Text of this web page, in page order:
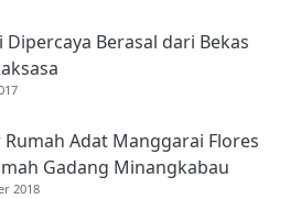
Dipercaya Berasal dari Bekas
Adat Manggarai Flores
Gadang Minangkabau
2018